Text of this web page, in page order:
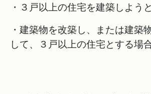
・３戸以上の住宅を建築しよう
・建築物を改築し、または建築
して、３戸以上の住宅とする場